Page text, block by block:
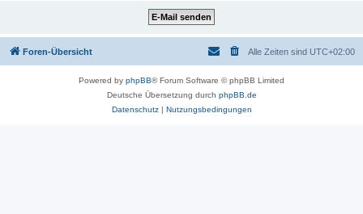
Foren-Übersicht Alle Zeiten sind UTC+02:00
Powered by phpBB® Forum Software © phpBB Limited
Deutsche Übersetzung durch phpBB.de
Datenschutz| Nutzungsbedingungen